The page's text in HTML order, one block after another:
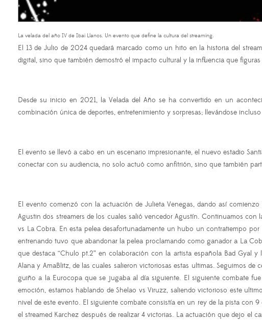
La velada del año IV de Ibai Llanos. Un evento que define la cultura del streaming.
El 13 de Julio de 2024 quedará marcado como un hito en la historia del
digital, sino que también demostró el impacto cultural y la influencia que
Desde su inicio en 2021, la Velada del Año se ha convertido en un
combinación única de deportes, entretenimiento y sorpresas; llevándose
El evento se llevó a cabo en un escenario impresionante, el nuevo estadio
conectar con su audiencia, no solo actuó como anfitrión, sino que también
El evento comenzó con la actuación de Julieta Venegas, dando así
Agustin dos streamers de los cuales salió vencedor Agustín. Continuamos
vs La Cobra. En esta pelea desafortunadamente un hubo un contratiempo
entrenando tuvo que abandonar la pelea proclamando como ganador a La
que destaca “Chulo pt.2” en colaboración con la artista española Bad Gyal
Alana y AmaBlitz, de las cuales salieron victoriosas estas ultimas. Seguimos
guiño a la Eurocopa que se jugaba al día siguiente. El siguiente combate
emoción, estamos hablando de Shelao vs Viruzz, saliendo victorioso este
nivel de este evento. El siguiente combate consistía en un rey de la pista con
el streamed Karchez después de realizar 4 victorias. La actuación que dejo el